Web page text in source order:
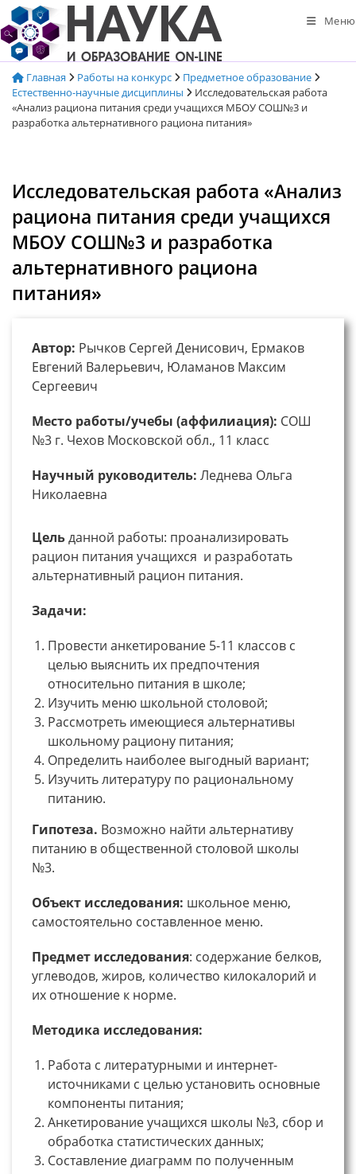
Перейти
к
содержимому
Меню
Главная Работы на конкурс
Предметное образование
Естественно-научные дисциплины
Исследовательская работа
«Анализ рациона питания среди учащихся МБОУ СОШ№3 и
разработка альтернативного рациона питания»
Исследовательская работа «Анализ
рациона питания среди учащихся
МБОУ СОШ№3 и разработка
альтернативного рациона
питания»
Автор: Рычков Сергей Денисович, Ермаков
Евгений Валерьевич, Юламанов Максим
Сергеевич
Место работы/учебы (аффилиация): СОШ
№3 г. Чехов Московской обл., 11 класс
Научный руководитель: Леднева Ольга
Николаевна
Цельданной работы: проанализировать
рацион питания учащихся и разработать
альтернативный рацион питания.
Задачи:
Провести анкетирование 5-11 классов с
целью выяснить их предпочтения
относительно питания в школе;
Изучить меню школьной столовой;
Рассмотреть имеющиеся альтернативы
школьному рациону питания;
Определить наиболее выгодный вариант;
Изучить литературу по рациональному
питанию.
Гипотеза. Возможно найти альтернативу
питанию в общественной столовой школы
№3.
Объект исследования: школьное меню,
самостоятельно составленное меню.
Предмет исследования: содержание белков,
углеводов, жиров, количество килокалорий и
их отношение к норме.
Методика исследования:
Работа с литературными и интернет-
источниками с целью установить основные
компоненты питания;
Анкетирование учащихся школы №3, сбор и
обработка статистических данных;
Составление диаграмм по полученным